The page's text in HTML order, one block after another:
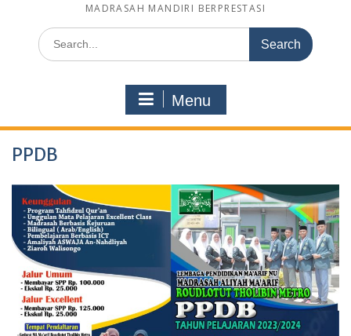
MADRASAH MANDIRI BERPRESTASI
Search
for:
Menu
PPDB